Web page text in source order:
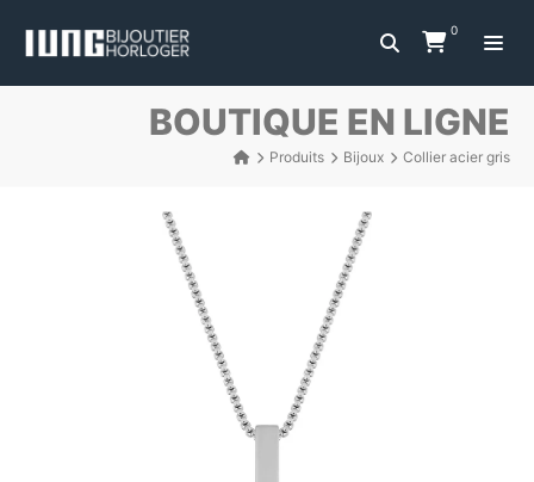
0
BOUTIQUE EN LIGNE
Produits Bijoux Collier acier gris